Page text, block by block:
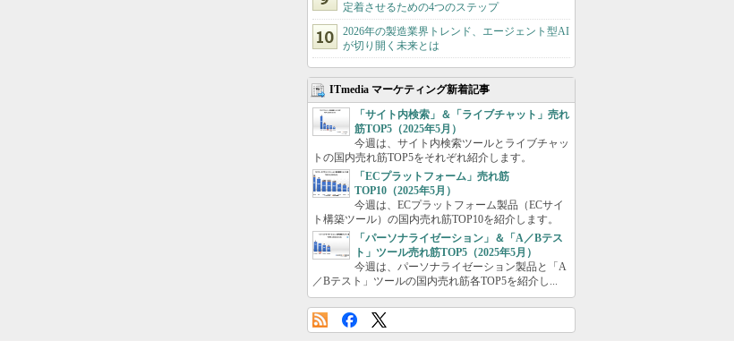
定着させるための4つのステップ
2026年の製造業界トレンド、エージェント型AI
が切り開く未来とは
ITmedia マーケティング新着記事
「サイト内検索」＆「ライブチャット」売れ
筋TOP5（2025年5月）
今週は、サイト内検索ツールとライブチャッ
トの国内売れ筋TOP5をそれぞれ紹介します。
「ECプラットフォーム」売れ筋
TOP10（2025年5月）
今週は、ECプラットフォーム製品（ECサイ
ト構築ツール）の国内売れ筋TOP10を紹介します。
「パーソナライゼーション」＆「A／Bテス
ト」ツール売れ筋TOP5（2025年5月）
今週は、パーソナライゼーション製品と「A
／Bテスト」ツールの国内売れ筋各TOP5を紹介し...